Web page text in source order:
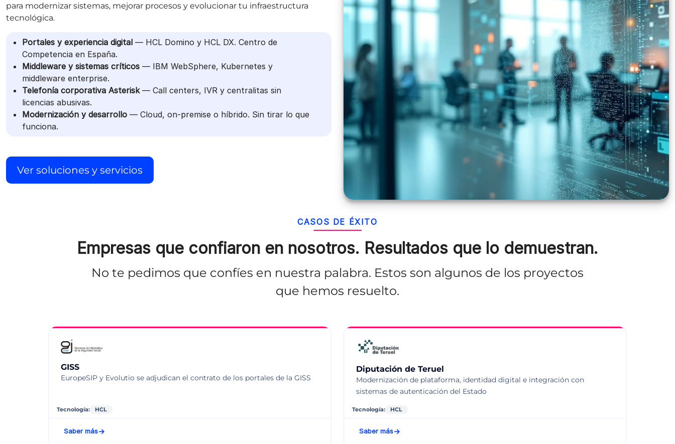
para modernizar sistemas, mejorar procesos y evolucionar tu infraestructura
tecnológica.
Portales y experiencia digital — HCL Domino y HCL DX. Centro de
Competencia en España.
Middleware y sistemas críticos — IBM WebSphere, Kubernetes y
middleware enterprise.
Telefonía corporativa Asterisk— Call centers, IVR y centralitas sin
licencias abusivas.
Modernización y desarrollo — Cloud, on-premise o híbrido. Sin tirar lo que
funciona.
Ver soluciones y servicios
CASOS DE ÉXITO
Empresas que confiaron en nosotros. Resultados que lo demuestran.
No te pedimos que confíes en nuestra palabra. Estos son algunos de los proyectos
que hemos resuelto.
GISS
EuropeSIP y Evolutio se adjudican el contrato de los portales de la GISS
Tecnología: HCL
Saber más
Diputación de Teruel
Modernización de plataforma, identidad digital e integración con
sistemas de autenticación del Estado
Tecnología: HCL
Saber más